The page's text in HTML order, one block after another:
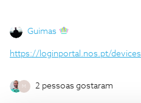
Guimas
https://loginportal.nos.pt/devices
M 2 pessoas gostaram